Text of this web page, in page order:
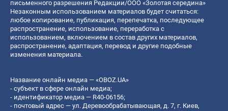
письменного разрешения Редакции/ООО «Золотая середина»
Незаконным использованием материалов будет считаться:
любое копирование, публикация, перепечатка, последующее
распространение, использование, переработка с
использованием, включением в состав других материалов,
распространение, адаптация, перевод и другие подобные
изменения материала.
Название онлайн медиа — «OBOZ.UA»
- субъект в сфере онлайн медиа;
- идентификатор медиа — R40-06156;
- почтовый адрес — ул. Деревообрабатывающая, д. 7, г. Киев,